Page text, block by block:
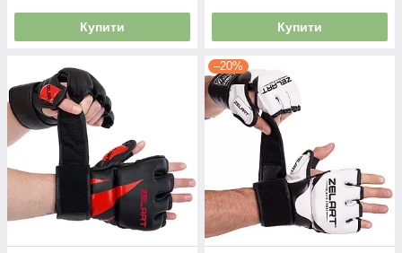
Купити Купити
–20%